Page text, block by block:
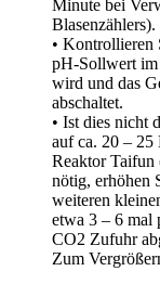
Minute bei
Blasenzählers).
• Kontrollieren
pH-Sollwert
wird und das
abschaltet.
• Ist dies nicht
auf ca. 20 –
Reaktor Taifun
nötig, erhöhen
weiteren
etwa 3 – 6 mal
CO2 Zufuhr
Zum